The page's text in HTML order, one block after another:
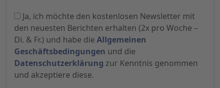
Ja, ich möchte den kostenlosen Newsletter mit
den neuesten Berichten erhalten (2x pro Woche –
Di. & Fr.) und habe die Allgemeinen
Geschäftsbedingungen und die
Datenschutzerklärung zur Kenntnis genommen
und akzeptiere diese.